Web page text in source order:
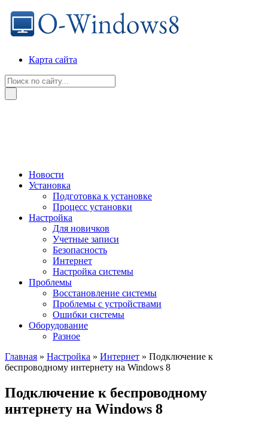
Карта сайта
Новости
Установка
Подготовка к установке
Процесс установки
Настройка
Для новичков
Учетные записи
Безопасность
Интернет
Настройка системы
Проблемы
Восстановление системы
Проблемы с устройствами
Ошибки системы
Оборудование
Разное
Главная » Настройка » Интернет » Подключение к
беспроводному интернету на Windows 8
Подключение к беспроводному
интернету на Windows 8